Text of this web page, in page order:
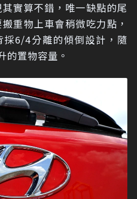
實算不錯，唯一缺點的尾
重物上車會稍微吃力點，
採6/4分離的傾倒設計，隨
的置物容量。